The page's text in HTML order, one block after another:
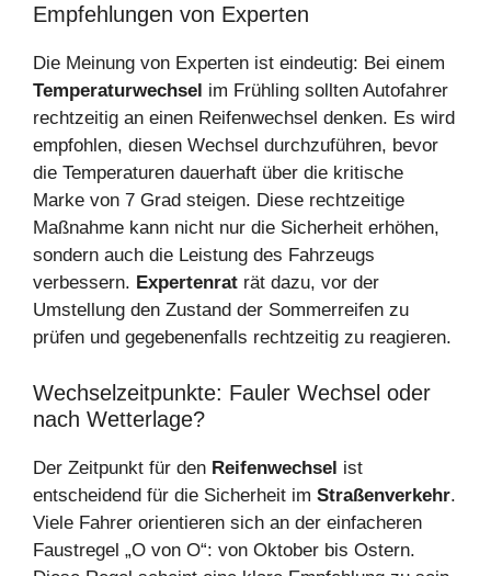
Empfehlungen von Experten
Die Meinung von Experten ist eindeutig: Bei einem
Temperaturwechsel im Frühling sollten Autofahrer
rechtzeitig an einen Reifenwechsel denken. Es wird
empfohlen, diesen Wechsel durchzuführen, bevor
die Temperaturen dauerhaft über die kritische
Marke von 7 Grad steigen. Diese rechtzeitige
Maßnahme kann nicht nur die Sicherheit erhöhen,
sondern auch die Leistung des Fahrzeugs
verbessern. Expertenrat rät dazu, vor der
Umstellung den Zustand der Sommerreifen zu
prüfen und gegebenenfalls rechtzeitig zu reagieren.
Wechselzeitpunkte: Fauler Wechsel oder
nach Wetterlage?
Der Zeitpunkt für den Reifenwechsel ist
entscheidend für die Sicherheit im Straßenverkehr.
Viele Fahrer orientieren sich an der einfacheren
Faustregel „O von O“: von Oktober bis Ostern.